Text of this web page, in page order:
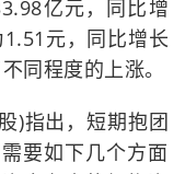
亿元，同比增
元，同比增长
同程度的上涨。
)指出，短期抱团
要如下几个方面